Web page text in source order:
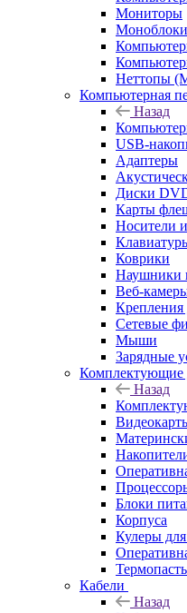
Мониторы
Моноблоки
Неттопы
Компьютерная
Назад
USB-
Адаптеры
Диски
Карты
Носители
Коврики
Наушники
Веб-
Сетевые
Мыши
Зарядные
Комплектующие
Назад
Блоки
Корпуса
Кулеры
Кабели
Назад